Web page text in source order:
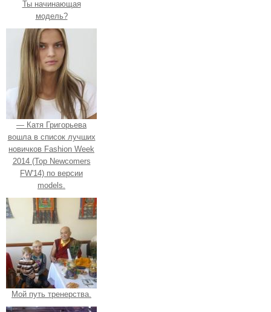
Ты начинающая
модель?
— Катя Григорьева
вошла в список лучших
новичков Fashion Week
2014 (Top Newcomers
FW'14) по версии
models.
Мой путь тренерства.